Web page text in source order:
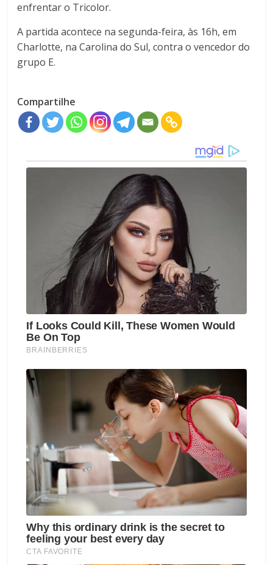
enfrentar o Tricolor.
A partida acontece na segunda-feira, às 16h, em
Charlotte, na Carolina do Sul, contra o vencedor do
grupo E.
Compartilhe